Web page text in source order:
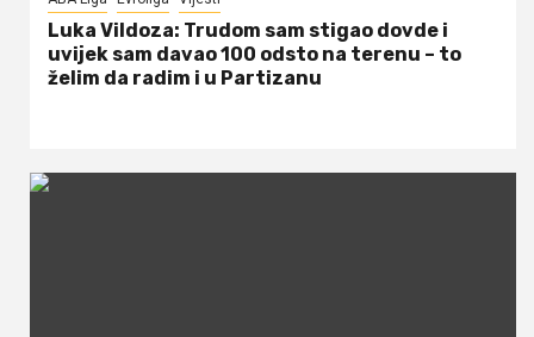
Luka Vildoza: Trudom sam stigao dovde i
uvijek sam davao 100 odsto na terenu – to
želim da radim i u Partizanu